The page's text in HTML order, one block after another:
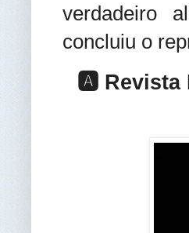
verdadeiro
concluiu o
🅰️ Revista